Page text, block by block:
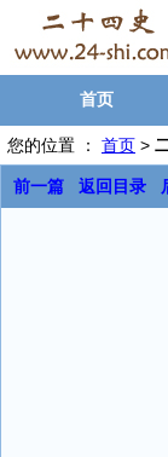
首页
您的位置 ： 首页 >
前一篇 返回目录